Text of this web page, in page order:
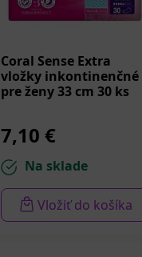
Coral Sense Extra
vložky inkontinenčné
pre ženy 33 cm 30 ks
7,10 €
Na sklade
Vložiť do košíka